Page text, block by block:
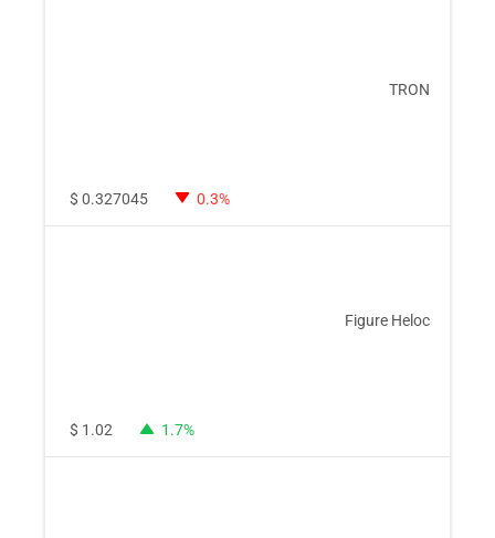
TRON
$ 0.327045 0.3%
Figure Heloc
$ 1.02 1.7%